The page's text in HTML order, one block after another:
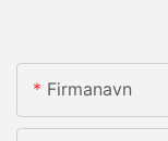
Firmanavn